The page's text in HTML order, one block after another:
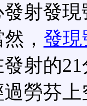
射發
， 發現
射的
勞芬上